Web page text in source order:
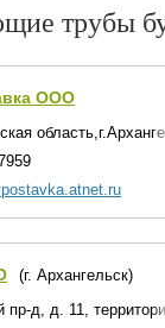
трубы
ООО
(г. Архангельск)
пр-д, д. 11,